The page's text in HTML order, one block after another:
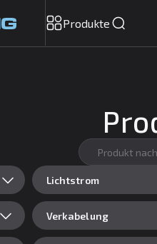
Produkte
Lichtstrom
Verkabelung